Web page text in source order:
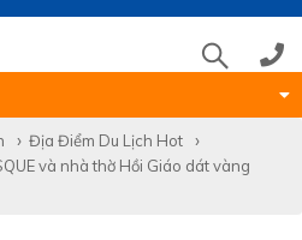
Địa Điểm Du Lịch Hot
và nhà thờ Hồi Giáo dát vàng